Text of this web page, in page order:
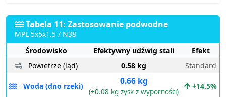
Tabela 11: Zastosowanie podwodne
MPL 5x5x1.5 / N38
Środowisko
Efektywny udźwig stali
Efekt
Powietrze (ląd)
0.58 kg Standard
Woda (dno rzeki) 0.66 kg
(+0.08 kg zysk z wyporności)
+14.5%